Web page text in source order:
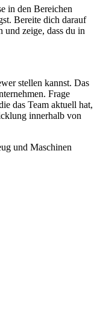
in den Bereichen
Bereite dich darauf
und zeige, dass du in
stellen kannst. Das
Frage
das Team aktuell hat,
innerhalb von
und Maschinen